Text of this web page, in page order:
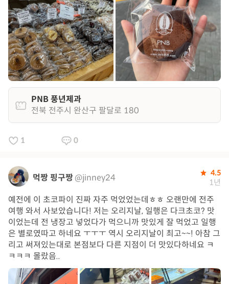
PNB 풍년제과
전북 전주시 완산구 팔달로 180
1 0
먹짱 핑구짱@jinney24 4.5
1년
예전에 이 초코파이 진짜 자주 먹었었는데ㅎㅎ 오랜만에 전주
여행 와서 사보았습니다! 저는 오리지날, 일행은 다크초코? 맛
이었는데 전 냉장고 넣었다가 먹으니까 맛있게 잘 먹었고 일행
은 별로였따고 하네요 ㅜㅜㅜ 역시 오리지날이 최고~~! 아참 그
리고 써져있는대로 본점보다 다른 지점이 더 맛있다하네요 ㅋ
ㅋㅋㅋ 몰랐음..